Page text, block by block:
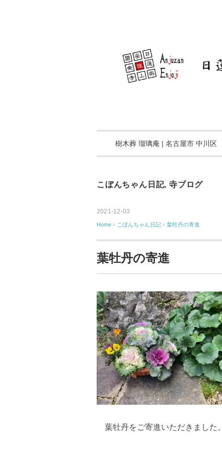
樹木葬 瑠璃庵 | 名古屋市 中川区
こぼんちゃん日記,寺ブログ
2021-12-03
Home › こぼんちゃん日記 › 葉牡丹の寄進
葉牡丹の寄進
葉牡丹をご寄進いただきました。